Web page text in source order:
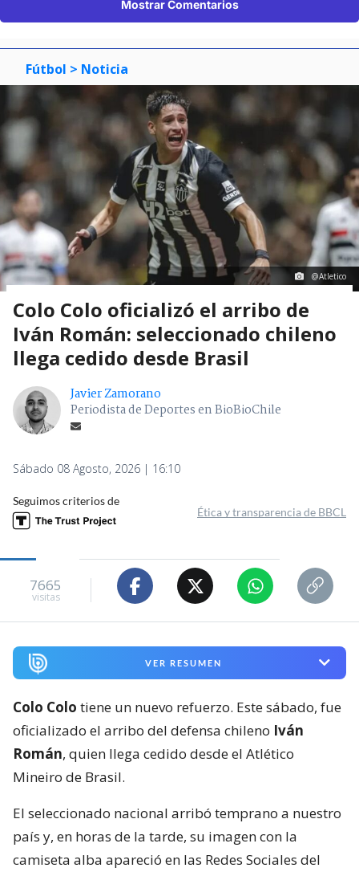
Mostrar Comentarios
Fútbol > Noticia
@Atletico
Colo Colo oficializó el arribo de
Iván Román: seleccionado chileno
llega cedido desde Brasil
Javier Zamorano
Periodista de Deportes en BioBioChile
Sábado 08 Agosto, 2026 | 16:10
Seguimos criterios de
Ética y transparencia de BBCL
7665
visitas
VER RESUMEN
Colo Colo tiene un nuevo refuerzo. Este sábado, fue
oficializado el arribo del defensa chileno Iván
Román, quien llega cedido desde el Atlético
Mineiro de Brasil.
El seleccionado nacional arribó temprano a nuestro
país y, en horas de la tarde, su imagen con la
camiseta alba apareció en las Redes Sociales del